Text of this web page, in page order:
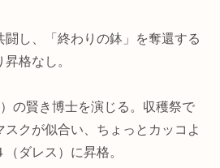
闘し、「終わりの鉢」を奪還する
格なし。
の賢き博士を演じる。収穫祭で
クが似合い、ちょっとカッコよ
ダレス）に昇格。